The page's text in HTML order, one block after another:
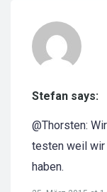
Stefan says:
@Thorsten:
testen weil wir
haben.